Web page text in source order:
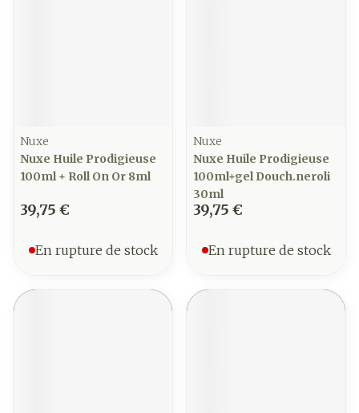
Nuxe
Nuxe Huile Prodigieuse
100ml + Roll On Or 8ml
39,75 €
En rupture de stock
Nuxe
Nuxe Huile Prodigieuse
100ml+gel Douch.neroli
30ml
39,75 €
En rupture de stock